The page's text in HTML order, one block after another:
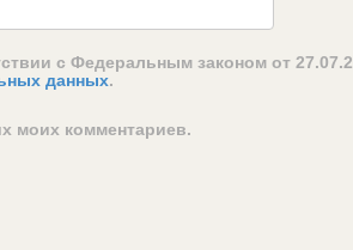
с Федеральным законом от
данных.
моих комментариев.